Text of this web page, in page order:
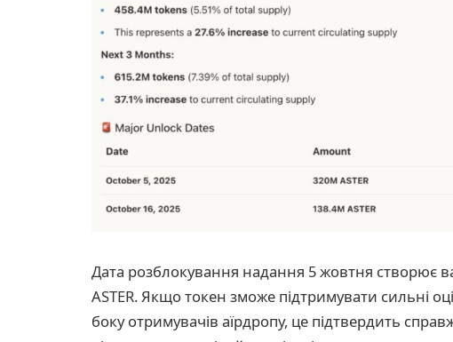
Дата розблокування надання 5 жовтня створює
ASTER. Якщо токен зможе підтримувати сильні
боку отримувачів аїрдропу, це підтвердить